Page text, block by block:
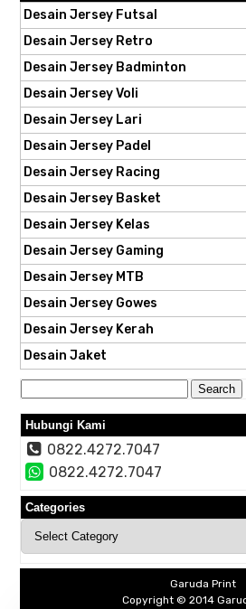
Desain Jersey Futsal
Desain Jersey Retro
Desain Jersey Badminton
Desain Jersey Voli
Desain Jersey Lari
Desain Jersey Padel
Desain Jersey Racing
Desain Jersey Basket
Desain Jersey Kelas
Desain Jersey Gaming
Desain Jersey MTB
Desain Jersey Gowes
Desain Jersey Kerah
Desain Jaket
Search
for:
Hubungi Kami
0822.4272.7047
0822.4272.7047
Categories
Categories
Garuda Print
Copyright © 2014